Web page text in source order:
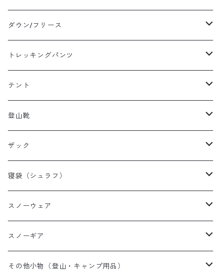
メンズレインウェア
レディースレインウェア
キッズレインウェア
ダウン/フリース
メンズ ダウン/フリース
レディース ダウン/フリース
キッズ ダウン/フリース
トレッキングパンツ
メンズトレッキングパンツ
レディーストレッキングパンツ
テント
キャンプテント
タープ
山岳テント
ツーリングテント
テントその他
登山靴
メンズ登山靴
レディース登山靴
キッズ登山靴
ザック
メンズザック
レディースザック
キッズザック
寝袋（シュラフ）
オールシーズンシュラフ
３シーズンシュラフ
夏用シュラフ
スノーウェア
メンズスノーウェア
レディーススノーウェア
スノーギア
スノーブーツ
その他小物（登山・キャンプ用品）